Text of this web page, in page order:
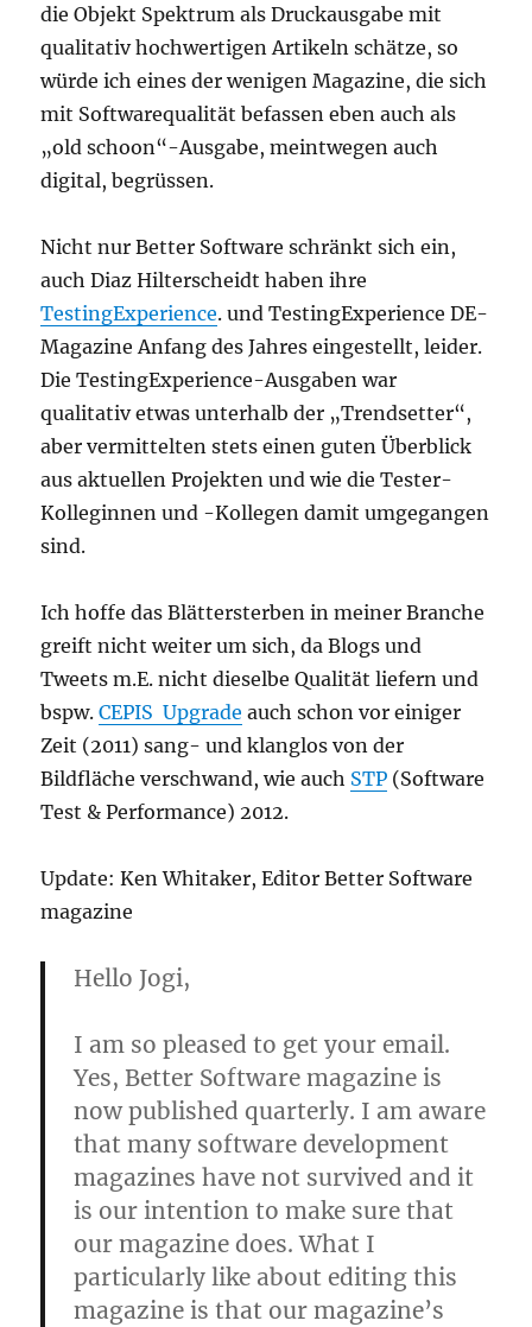
die Objekt Spektrum als Druckausgabe mit
qualitativ hochwertigen Artikeln schätze, so
würde ich eines der wenigen Magazine, die sich
mit Softwarequalität befassen eben auch als
„old schoon“-Ausgabe, meintwegen auch
digital, begrüssen.
Nicht nur Better Software schränkt sich ein,
auch Diaz Hilterscheidt haben ihre
TestingExperience. und TestingExperience DE-
Magazine Anfang des Jahres eingestellt, leider.
Die TestingExperience-Ausgaben war
qualitativ etwas unterhalb der „Trendsetter“,
aber vermittelten stets einen guten Überblick
aus aktuellen Projekten und wie die Tester-
Kolleginnen und -Kollegen damit umgegangen
sind.
Ich hoffe das Blättersterben in meiner Branche
greift nicht weiter um sich, da Blogs und
Tweets m.E. nicht dieselbe Qualität liefern und
bspw.CEPIS Upgrade auch schon vor einiger
Zeit (2011) sang- und klanglos von der
Bildfläche verschwand, wie auch STP (Software
Test & Performance) 2012.
Update: Ken Whitaker, Editor Better Software
magazine
Hello Jogi,
I am so pleased to get your email.
Yes, Better Software magazine is
now published quarterly. I am aware
that many software development
magazines have not survived and it
is our intention to make sure that
our magazine does. What I
particularly like about editing this
magazine is that our magazine’s